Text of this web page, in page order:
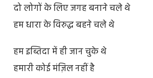
दो लोगों के लिए जगह बनाने चले थे
हम धारा के विरुद्ध बहने चले थे
हम इब्तिदा में ही जान चुके थे
हमारी कोई मंज़िल नहीं है